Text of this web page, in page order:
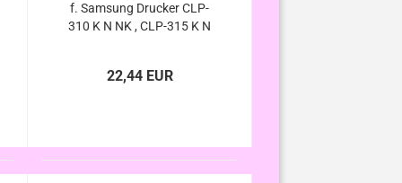
f. Samsung Drucker CLP-
310 K N NK , CLP-315 K N
22,44 EUR